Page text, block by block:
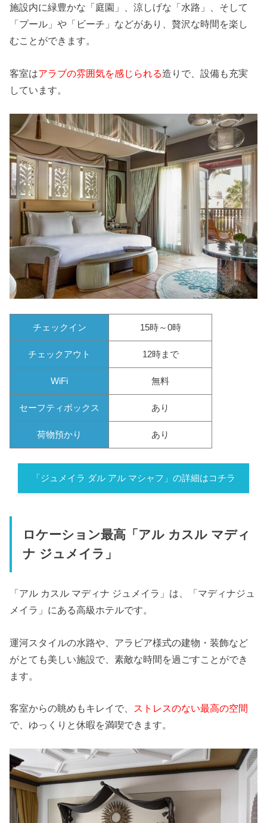
施設内に緑豊かな「庭園」、涼しげな「水路」、そして
「プール」や「ビーチ」などがあり、贅沢な時間を楽し
むことができます。
客室はアラブの雰囲気を感じられる造りで、設備も充実
しています。
チェックイン 15時～0時
チェックアウト 12時まで
WiFi 無料
セーフティボックス あり
荷物預かり あり
「ジュメイラ ダル アル マシャフ」の詳細はコチラ
ロケーション最高「アル カスル マディ
ナ ジュメイラ」
「アル カスル マディナ ジュメイラ」は、「マディナジュ
メイラ」にある高級ホテルです。
運河スタイルの水路や、アラビア様式の建物・装飾など
がとても美しい施設で、素敵な時間を過ごすことができ
ます。
客室からの眺めもキレイで、 ストレスのない最高の空間
で、ゆっくりと休暇を満喫できます。